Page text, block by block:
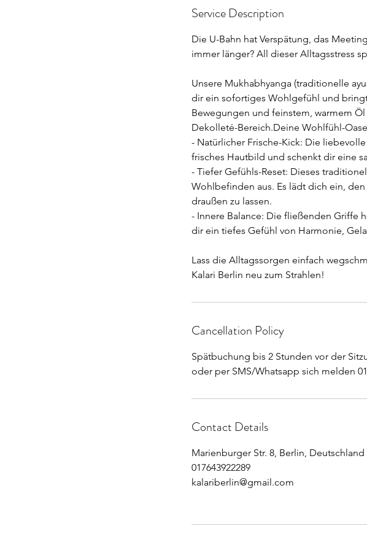
Service Description
Die U-Bahn hat Verspätung, das
immer länger? All dieser Alltagsstress
Unsere Mukhabhyanga (traditionelle
dir ein sofortiges Wohlgefühl und
Bewegungen und feinstem, warmem
Dekolleté-Bereich.Deine Wohlfühl-
- Natürlicher Frische-Kick: Die
frisches Hautbild und schenkt dir eine
- Tiefer Gefühls-Reset: Dieses
Wohlbefinden aus. Es lädt dich ein,
draußen zu lassen.
- Innere Balance: Die fließenden Griffe
dir ein tiefes Gefühl von Harmonie,
Lass die Alltagssorgen einfach
Kalari Berlin neu zum Strahlen!
Cancellation Policy
Spätbuchung bis 2 Stunden vor der
oder per SMS/Whatsapp sich melden
Contact Details
Marienburger Str. 8, Berlin, Deutschland
017643922289
kalariberlin@gmail.com